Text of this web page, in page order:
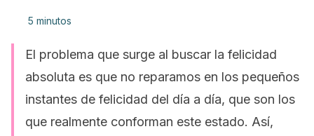
5 minutos
El problema que surge al buscar la felicidad
absoluta es que no reparamos en los pequeños
instantes de felicidad del día a día, que son los
que realmente conforman este estado. Así,